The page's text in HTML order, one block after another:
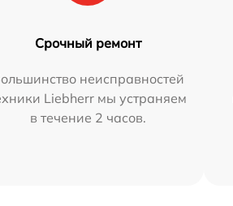
Срочный ремонт
неисправностей
Liebherr мы устраняем
в течение 2 часов.